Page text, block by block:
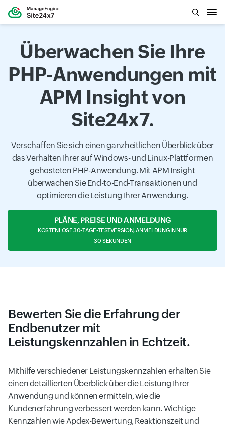
Überwachen Sie Ihre
PHP-Anwendungen mit
APM Insight von
Site24x7.
Verschaffen Sie sich einen ganzheitlichen Überblick über
das Verhalten Ihrer auf Windows- und Linux-Plattformen
gehosteten PHP-Anwendung. Mit APM Insight
überwachen Sie End-to-End-Transaktionen und
optimieren die Leistung Ihrer Anwendung.
PLÄNE, PREISE UND ANMELDUNG
KOSTENLOSE 30-TAGE-TESTVERSION, ANMELDUNG IN NUR
30 SEKUNDEN
Bewerten Sie die Erfahrung der
Endbenutzer mit
Leistungskennzahlen in Echtzeit.
Mithilfe verschiedener Leistungskennzahlen erhalten Sie
einen detaillierten Überblick über die Leistung Ihrer
Anwendung und können ermitteln, wie die
Kundenerfahrung verbessert werden kann. Wichtige
Kennzahlen wie Apdex-Bewertung, Reaktionszeit und